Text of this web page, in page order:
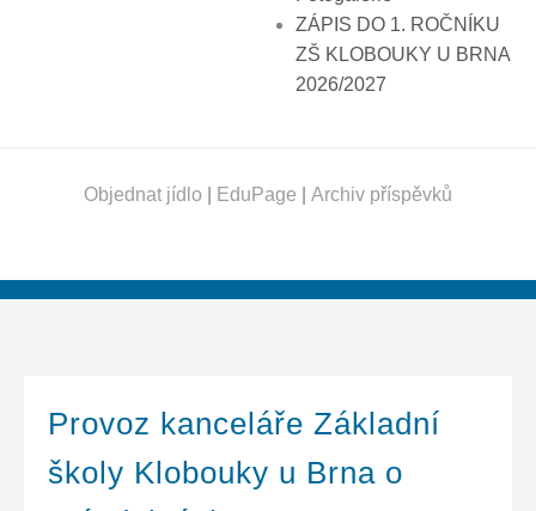
ZÁPIS DO 1. ROČNÍKU
ZŠ KLOBOUKY U BRNA
2026/2027
Objednat jídlo EduPage Archiv příspěvků
Provoz kanceláře Základní
školy Klobouky u Brna o